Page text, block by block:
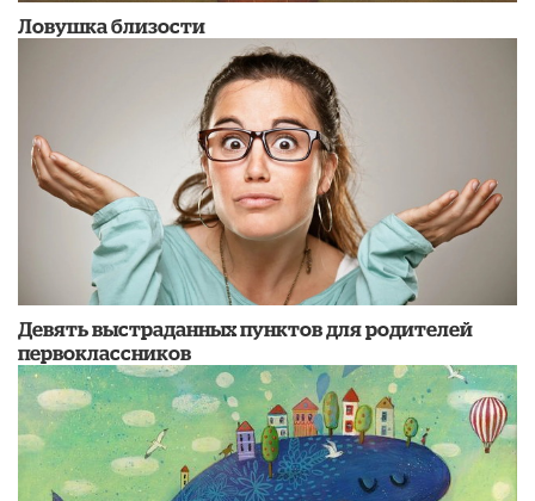
Ловушка близости
Девять выстраданных пунктов для родителей
первоклассников